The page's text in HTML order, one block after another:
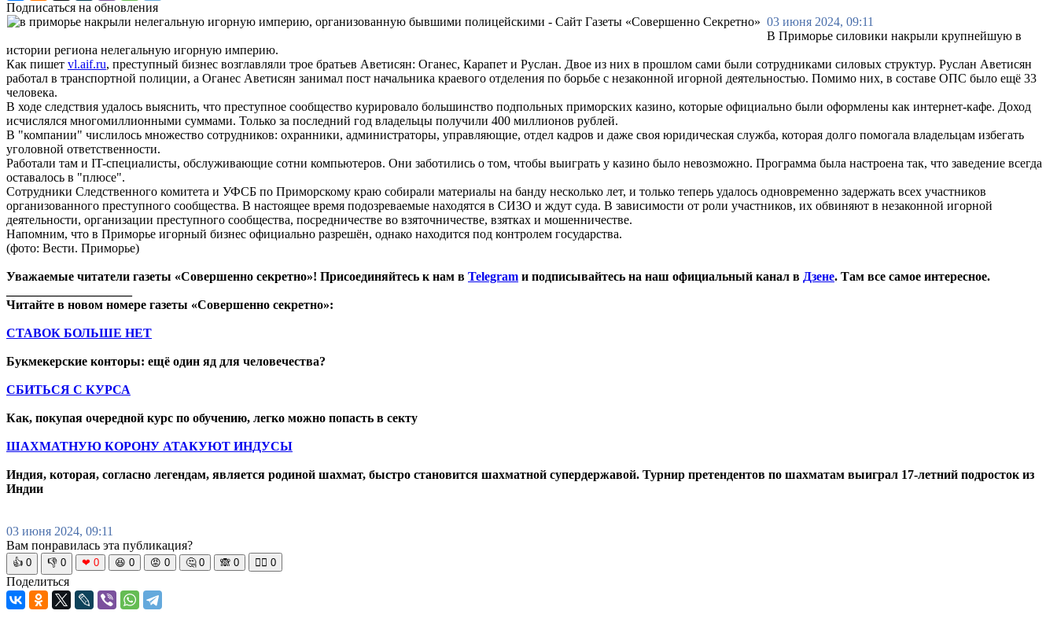
Подписаться на обновления
03 июня 2024, 09:11
В Приморье силовики накрыли крупнейшую в
истории региона нелегальную игорную империю.
Как пишет vl.aif.ru, преступный бизнес возглавляли трое братьев Аветисян: Оганес, Карапет и Руслан. Двое из них в прошлом сами были сотрудниками силовых структур. Руслан Аветисян
работал в транспортной полиции, а Оганес Аветисян занимал пост начальника краевого отделения по борьбе с незаконной игорной деятельностью. Помимо них, в составе ОПС было ещё 33
человека.
В ходе следствия удалось выяснить, что преступное сообщество курировало большинство подпольных приморских казино, которые официально были оформлены как интернет-кафе. Доход
исчислялся многомиллионными суммами. Только за последний год владельцы получили 400 миллионов рублей.
В "компании" числилось множество сотрудников: охранники, администраторы, управляющие, отдел кадров и даже своя юридическая служба, которая долго помогала владельцам избегать
уголовной ответственности.
Работали там и IT-специалисты, обслуживающие сотни компьютеров. Они заботились о том, чтобы выиграть у казино было невозможно. Программа была настроена так, что заведение всегда
оставалось в "плюсе".
Сотрудники Следственного комитета и УФСБ по Приморскому краю собирали материалы на банду несколько лет, и только теперь удалось одновременно задержать всех участников
организованного преступного сообщества. В настоящее время подозреваемые находятся в СИЗО и ждут суда. В зависимости от роли участников, их обвиняют в незаконной игорной
деятельности, организации преступного сообщества, посредничестве во взяточничестве, взятках и мошенничестве.
Напомним, что в Приморье игорный бизнес официально разрешён, однако находится под контролем государства.
(фото: Вести. Приморье)
Уважаемые читатели газеты «Совершенно секретно»! Присоединяйтесь к нам в Telegram и подписывайтесь на наш официальный канал в Дзене. Там все самое интересное.
Читайте в новом номере газеты «Совершенно секретно»:
СТАВОК БОЛЬШЕ НЕТ
Букмекерские конторы: ещё один яд для человечества?
СБИТЬСЯ С КУРСА
Как, покупая очередной курс по обучению, легко можно попасть в секту
ШАХМАТНУЮ КОРОНУ АТАКУЮТ ИНДУСЫ
Индия, которая, согласно легендам, является родиной шахмат, быстро становится шахматной супердержавой. Турнир претендентов по шахматам выиграл 17-летний подросток из
Индии
03 июня 2024, 09:11
Вам понравилась эта публикация?
👍 0 👎 0 ❤ 0 😆 0 😡 0 🤔 0 🙈 0 🧘‍♀️ 0
Поделиться